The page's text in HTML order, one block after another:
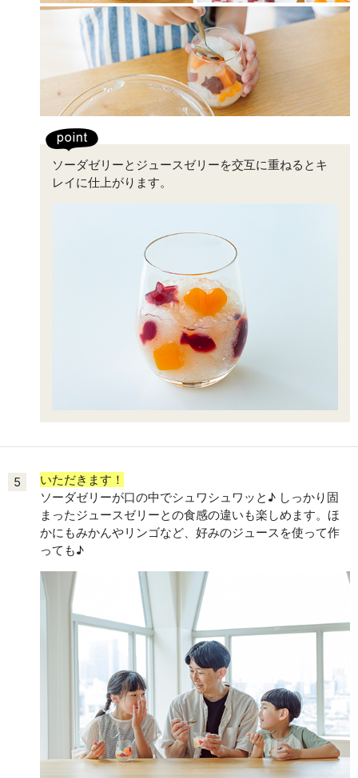
ソーダゼリーとジュースゼリーを交互に重ねるとキ
レイに仕上がります。
5
いただきます！
ソーダゼリーが口の中でシュワシュワッと♪ しっかり固
まったジュースゼリーとの食感の違いも楽しめます。ほ
かにもみかんやリンゴなど、好みのジュースを使って作
っても♪